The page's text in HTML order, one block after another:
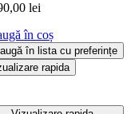
lei
în coș
în lista cu preferințe
rapida